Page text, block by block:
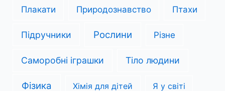
Плакати Природознавство Птахи
Підручники Рослини Різне
Саморобні іграшки Тіло людини
Фізика Хімія для дітей Я у світі